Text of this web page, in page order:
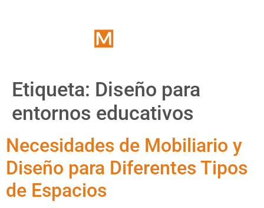
Etiqueta: Diseño para
entornos educativos
Necesidades de Mobiliario y
Diseño para Diferentes Tipos
de Espacios